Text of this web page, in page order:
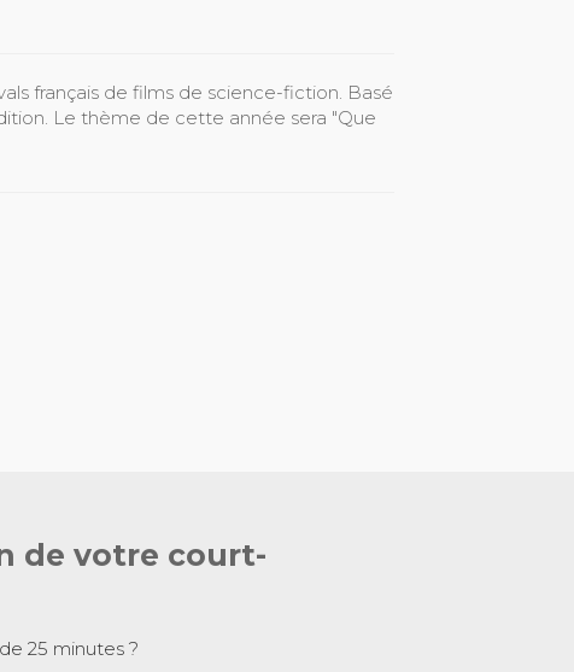
français de films de science-fiction. Basé
Le thème de cette année sera "Que
de votre court-
25 minutes ?